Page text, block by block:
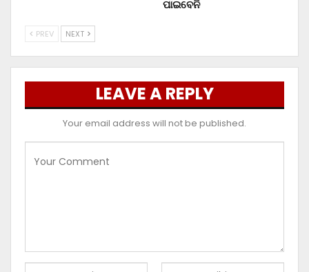
ପାଇବେନି
PREV NEXT
LEAVE A REPLY
Your email address will not be published.